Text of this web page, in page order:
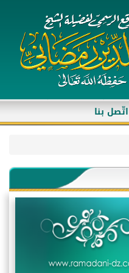
اتّصل بنا